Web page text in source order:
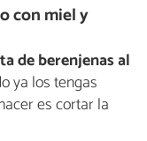
con miel y
de berenjenas al
ya los tengas
es cortar la